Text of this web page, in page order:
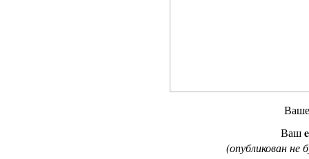
Ваш
(опубликован не